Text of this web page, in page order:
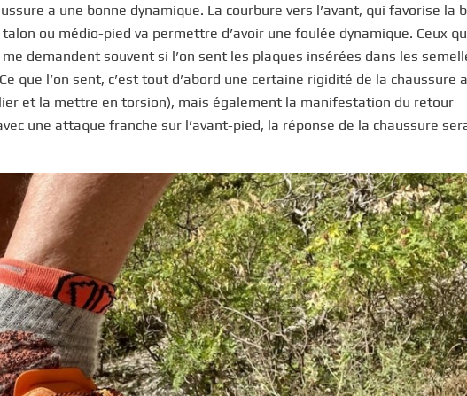
a une bonne dynamique. La courbure vers l’avant, qui favorise la
ou médio-pied va permettre d’avoir une foulée dynamique. Ceux
demandent souvent si l’on sent les plaques insérées dans les
que l’on sent, c’est tout d’abord une certaine rigidité de la chaussure
et la mettre en torsion), mais également la manifestation du retour
une attaque franche sur l’avant-pied, la réponse de la chaussure